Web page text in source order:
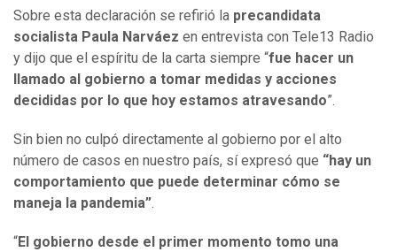
Sobre esta declaración se refirió la precandidata
socialista Paula Narváez en entrevista con Tele13 Radio
y dijo que el espíritu de la carta siempre “fue hacer un
llamado al gobierno a tomar medidas y acciones
decididas por lo que hoy estamos atravesando”.
Sin bien no culpó directamente al gobierno por el alto
número de casos en nuestro país, sí expresó que “hay un
comportamiento que puede determinar cómo se
maneja la pandemia”.
“El gobierno desde el primer momento tomo una